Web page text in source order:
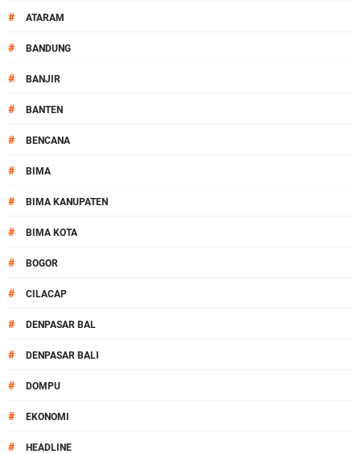
# ATARAM
# BANDUNG
# BANJIR
# BANTEN
# BENCANA
# BIMA
# BIMA KANUPATEN
# BIMA KOTA
# BOGOR
# CILACAP
# DENPASAR BAL
# DENPASAR BALI
# DOMPU
# EKONOMI
# HEADLINE